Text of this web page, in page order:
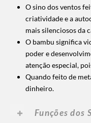
O sino dos ventos
criatividade e a
mais silenciosos da
O bambu significa
poder e
atenção especial,
Quando feito de
dinheiro.
Funções dos